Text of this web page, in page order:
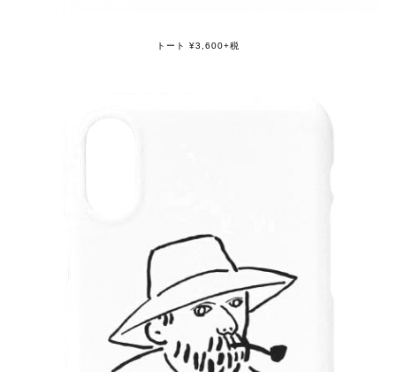
トート ¥3,600+税